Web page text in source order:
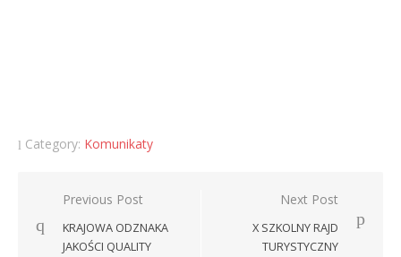
Category: Komunikaty
Nawigacja
wpisu
Previous Post
KRAJOWA ODZNAKA
JAKOŚCI QUALITY
Next Post
X SZKOLNY RAJD
TURYSTYCZNY